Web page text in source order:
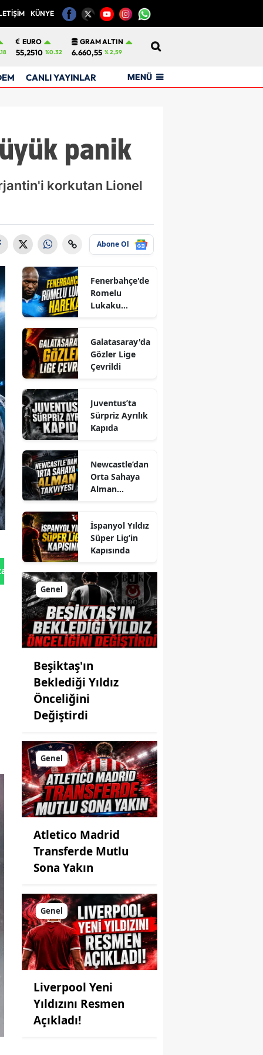
KÜNYE
EURO
55,2510 %0.32
GRAM ALTIN
6.660,55 % 2,59
CANLI YAYINLAR MENÜ
panik
korkutan Lionel
Abone Ol
Gönder
Fenerbahçe'de
Romelu
Lukaku
Galatasaray'da
Gözler Lige
Çevrildi
Juventus’ta
Sürpriz Ayrılık
Kapıda
Newcastle’dan
Orta Sahaya
Alman
İspanyol Yıldız
Süper Lig’in
Kapısında
Genel
Beşiktaş'ın
Beklediği Yıldız
Önceliğini
Değiştirdi
Genel
Atletico Madrid
Transferde Mutlu
Sona Yakın
Genel
Liverpool Yeni
Yıldızını Resmen
Açıkladı!